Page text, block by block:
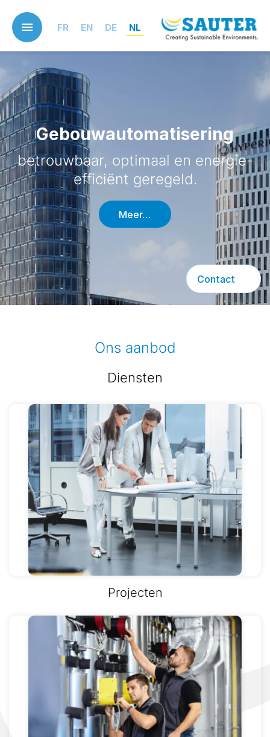
main
content
FR EN DE NL
Gebouwautomatisering
betrouwbaar, optimaal en energie-
efficiënt geregeld.
Meer…
Contact
Ons aanbod
Diensten
Projecten